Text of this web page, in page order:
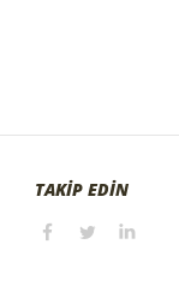
TAKİP EDİN